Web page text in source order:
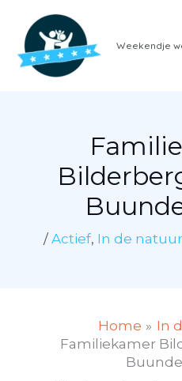
naar
de
inhoud
Weekendje
/ Actief, In de natuur
Home
In
Familiekamer